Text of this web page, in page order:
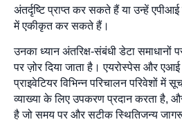
अंतर्दृष्टि प्राप्त कर सकते हैं या उन्हें
में एकीकृत कर सकते हैं।
उनका ध्यान अंतरिक्ष-संबंधी डेटा समाधानों
पर ज़ोर दिया जाता है। एयरोस्पेस और एआई
प्राइवेटियर विभिन्न परिचालन परिवेशों में
व्याख्या के लिए उपकरण प्रदान करता है,
है जो समय पर और सटीक स्थितिजन्य